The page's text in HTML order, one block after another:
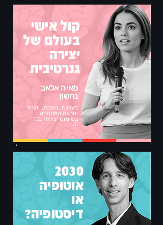
קול אישי
בעולם של
יצירה
גנרטיבית
מאיה אלאב
נחשון
מעצבת, כותבת, יוצרת
ומרצה המתמחה
בשימוש יצירתי בכלי
AI.
2030
אוטופיה
או
דיסטופיה?